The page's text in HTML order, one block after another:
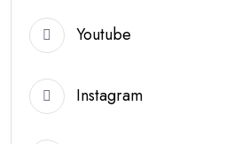
Youtube
Instagram